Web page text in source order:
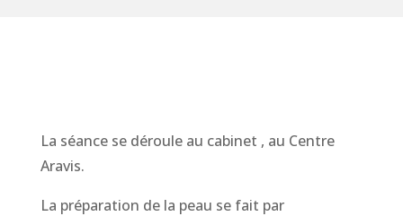
La séance se déroule au cabinet , au Centre
Aravis.
La préparation de la peau se fait par